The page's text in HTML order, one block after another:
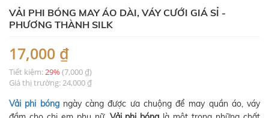
VẢI PHI BÓNG MAY ÁO DÀI, VÁY CƯỚI GIÁ SỈ -
PHƯƠNG THÀNH SILK
17,000 ₫
Tiết kiệm:29% (7,000 ₫)
Giá thị trường: 24,000 ₫
Vải phi bóngngày càng được ưa chuộng để may quần áo, váy